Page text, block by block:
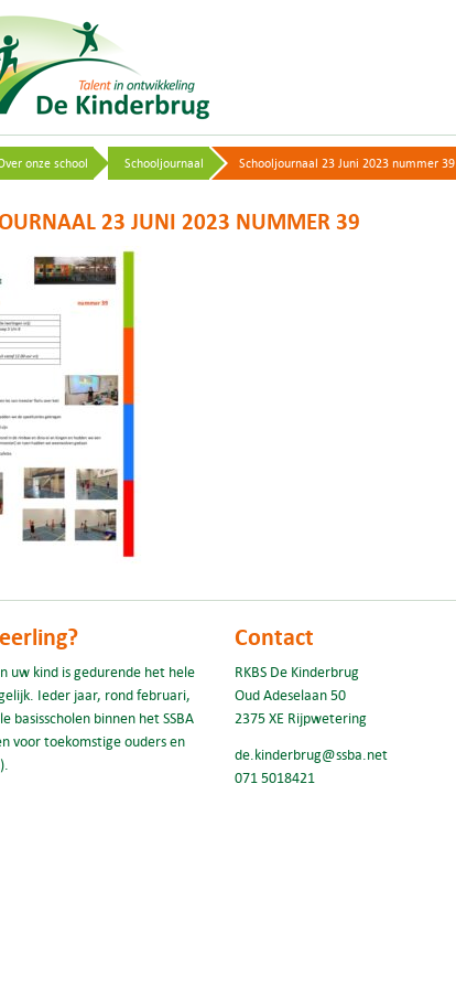
onze school Schooljournaal Schooljournaal 23 Juni 2023 nummer 39
23 JUNI 2023 NUMMER 39
uw kind is gedurende het hele
Ieder jaar, rond februari,
basisscholen binnen het SSBA
voor toekomstige ouders en
Contact
RKBS De Kinderbrug
Oud Adeselaan 50
2375 XE Rijpwetering
de.kinderbrug@ssba.net
071 5018421